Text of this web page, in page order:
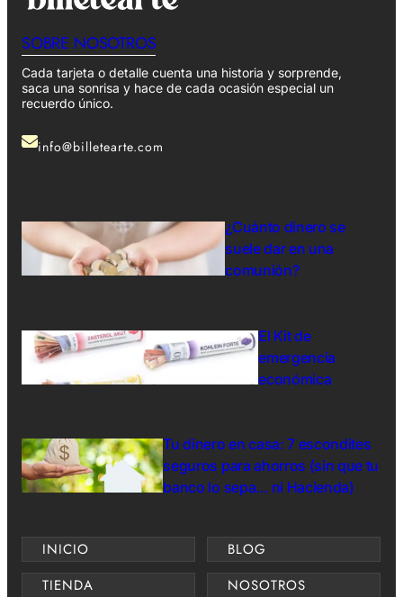
SOBRE NOSOTROS
Cada tarjeta o detalle cuenta una historia y sorprende,
saca una sonrisa y hace de cada ocasión especial un
recuerdo único.
info@billetearte.com
¿Cuánto dinero se
suele dar en una
comunión?
El Kit de
emergencia
económica
Tu dinero en casa: 7 escondites
seguros para ahorros (sin que tu
banco lo sepa… ni Hacienda)
INICIO
BLOG
TIENDA
NOSOTROS